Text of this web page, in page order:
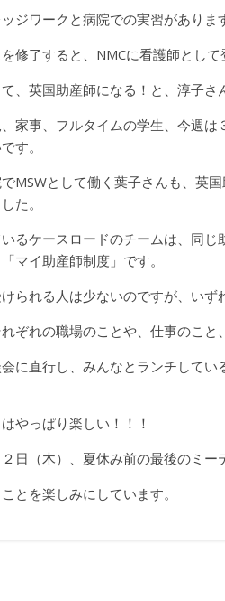
ジワークと病院での実習がありま
修了すると、NMCに看護師とし
、英国助産師になる！と、淳子さ
家事、フルタイムの学生、今週
す。
MSWとして働く葉子さんも、英
た。
るケースロードのチームは、同
マイ助産師制度」です。
られる人は少ないのですが、い
ぞれの職場のことや、仕事のこと
に直行し、みんなとランチして
やっぱり楽しい！！！
日（木）、夏休み前の最後のミー
とを楽しみにしています。